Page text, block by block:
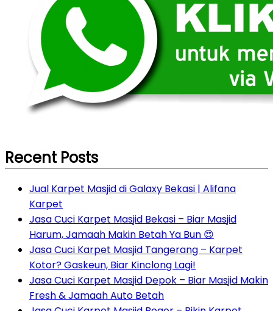
Recent Posts
Jual Karpet Masjid di Galaxy Bekasi | Alifana
Karpet
Jasa Cuci Karpet Masjid Bekasi – Biar Masjid
Harum, Jamaah Makin Betah Ya Bun 😍
Jasa Cuci Karpet Masjid Tangerang – Karpet
Kotor? Gaskeun, Biar Kinclong Lagi!
Jasa Cuci Karpet Masjid Depok – Biar Masjid Makin
Fresh & Jamaah Auto Betah